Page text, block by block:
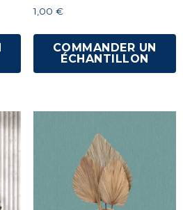
1,00 €
COMMANDER UN
ÉCHANTILLON